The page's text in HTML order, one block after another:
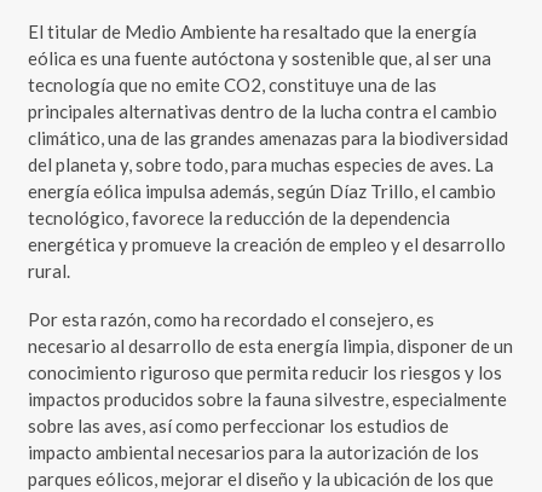
El titular de Medio Ambiente ha resaltado que la energía
eólica es una fuente autóctona y sostenible que, al ser una
tecnología que no emite CO2, constituye una de las
principales alternativas dentro de la lucha contra el cambio
climático, una de las grandes amenazas para la biodiversidad
del planeta y, sobre todo, para muchas especies de aves. La
energía eólica impulsa además, según Díaz Trillo, el cambio
tecnológico, favorece la reducción de la dependencia
energética y promueve la creación de empleo y el desarrollo
rural.
Por esta razón, como ha recordado el consejero, es
necesario al desarrollo de esta energía limpia, disponer de un
conocimiento riguroso que permita reducir los riesgos y los
impactos producidos sobre la fauna silvestre, especialmente
sobre las aves, así como perfeccionar los estudios de
impacto ambiental necesarios para la autorización de los
parques eólicos, mejorar el diseño y la ubicación de los que